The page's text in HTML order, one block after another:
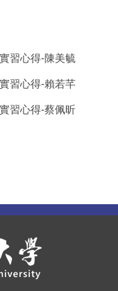
習心得-陳美毓
習心得-賴若芊
習心得-蔡佩昕